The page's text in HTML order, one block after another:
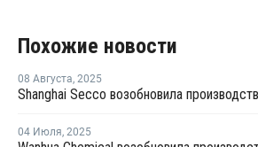
Похожие новости
08 Августа, 2025
04 Июля, 2025